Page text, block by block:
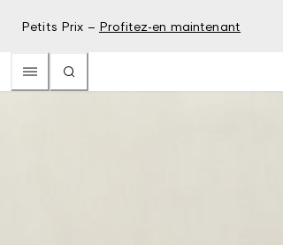
Petits Prix – Profitez-en maintenant